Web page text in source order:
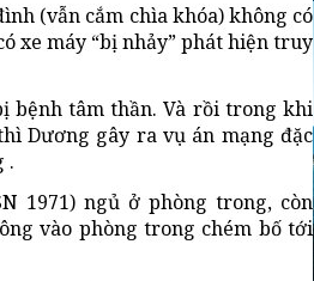
(vẫn cắm chìa khóa) không có
xe máy “bị nhảy” phát hiện truy
bệnh tâm thần. Và rồi trong khi
Dương gây ra vụ án mạng đặc
.
1971) ngủ ở phòng trong, còn
vào phòng trong chém bố tới